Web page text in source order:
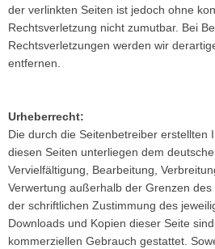
der verlinkten Seiten ist jedoch ohne
Rechtsverletzung nicht zumutbar. Bei
Rechtsverletzungen werden wir
entfernen.
Urheberrecht:
Die durch die Seitenbetreiber erstellten
diesen Seiten unterliegen dem
Vervielfältigung, Bearbeitung,
Verwertung außerhalb der Grenzen
der schriftlichen Zustimmung des
Downloads und Kopien dieser Seite
kommerziellen Gebrauch gestattet.